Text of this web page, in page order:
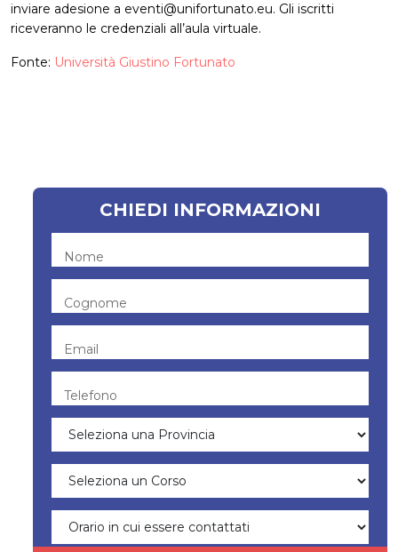
inviare adesione a eventi@unifortunato.eu. Gli iscritti
riceveranno le credenziali all’aula virtuale.
Fonte: Università Giustino Fortunato
CHIEDI INFORMAZIONI
Nome
Cognome
Email
Telefono